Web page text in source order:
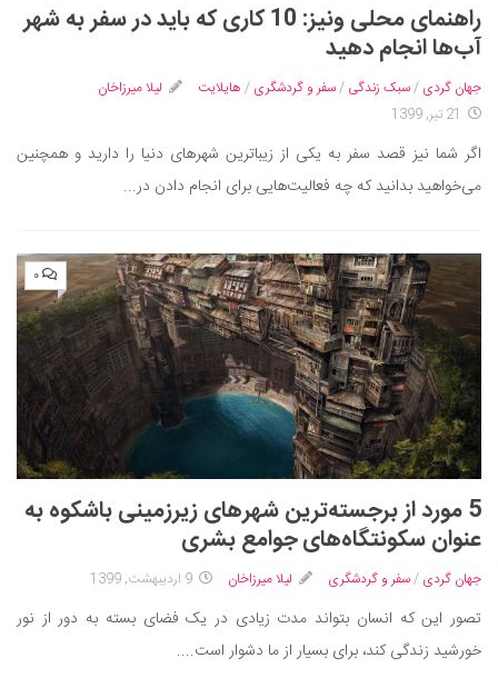
راهنمای محلی ونیز: 10 کاری که باید در سفر به شهر
آب‌ها انجام دهید
جهان گردی /سبک زندگی /سفر و گردشگری / هایلایت
لیلا میرزاخان
21 تیر, 1399
اگر شما نیز قصد سفر به یکی از زیباترین شهرهای دنیا را دارید و همچنین
می‌خواهید بدانید که چه فعالیت‌هایی برای انجام دادن در...
۰
5 مورد از برجسته‌ترین شهرهای زیرزمینی باشکوه به
عنوان سکونتگاه‌های جوامع بشری
جهان گردی /سفر و گردشگری لیلا میرزاخان 9 اردیبهشت, 1399
تصور این که انسان بتواند مدت زیادی در یک فضای بسته به دور از نور
خورشید زندگی کند، برای بسیار از ما دشوار است....